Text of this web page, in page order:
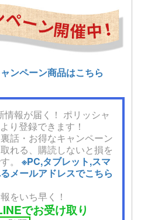
ンペーン商品はこちら
報が届く！ ポリッシャ
り登録できます！
話・お得なキャンペーン
れる、購読しないと損を
。 ※PC,タブレット,スマ
メールアドレスでこちら
をいち早く！
でお受け取り